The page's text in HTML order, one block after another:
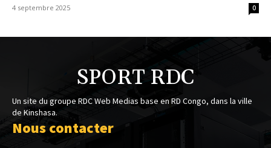
4 septembre 2025 0
SPORT RDC
Un site du groupe RDC Web Medias base en RD Congo, dans la ville
de Kinshasa.
Nous contacter